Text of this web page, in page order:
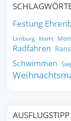
Festung
Limburg Markt
Radfahren
Schwimmen
AUSFLUGSTIPP